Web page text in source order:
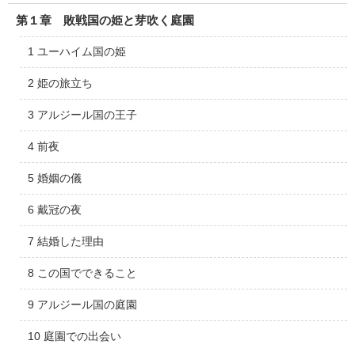
第１章 敗戦国の姫と芽吹く庭園
1 ユーハイム国の姫
2 姫の旅立ち
3 アルジール国の王子
4 前夜
5 婚姻の儀
6 戴冠の夜
7 結婚した理由
8 この国でできること
9 アルジール国の庭園
10 庭園での出会い